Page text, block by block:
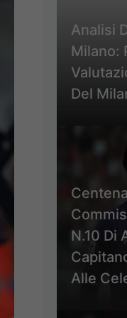
Analisi
Milano:
Del
N.10 Di
Alle